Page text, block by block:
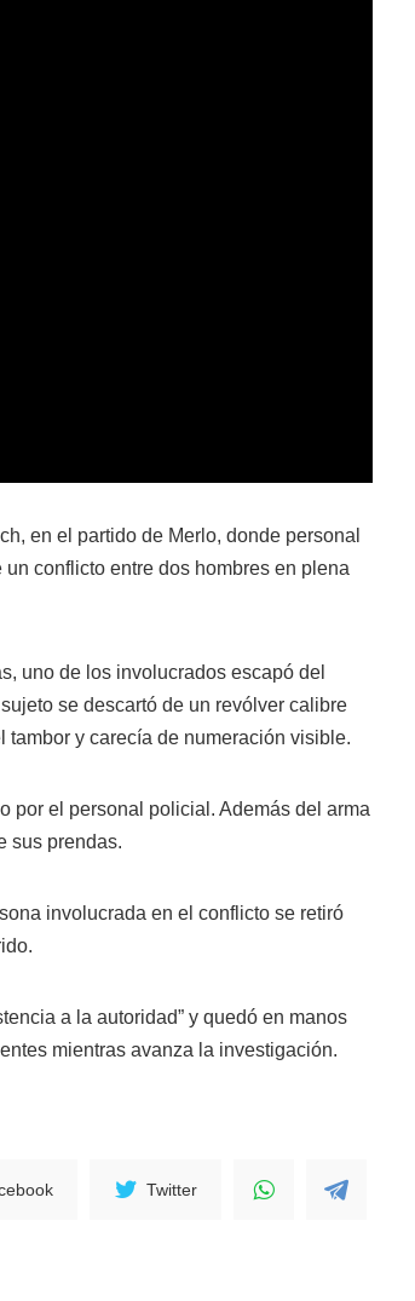
en el partido de Merlo, donde personal
conflicto entre dos hombres en plena
uno de los involucrados escapó del
se descartó de un revólver calibre
y carecía de numeración visible.
por el personal policial. Además del arma
sus prendas.
involucrada en el conflicto se retiró
a la autoridad” y quedó en manos
mientras avanza la investigación.
Twitter